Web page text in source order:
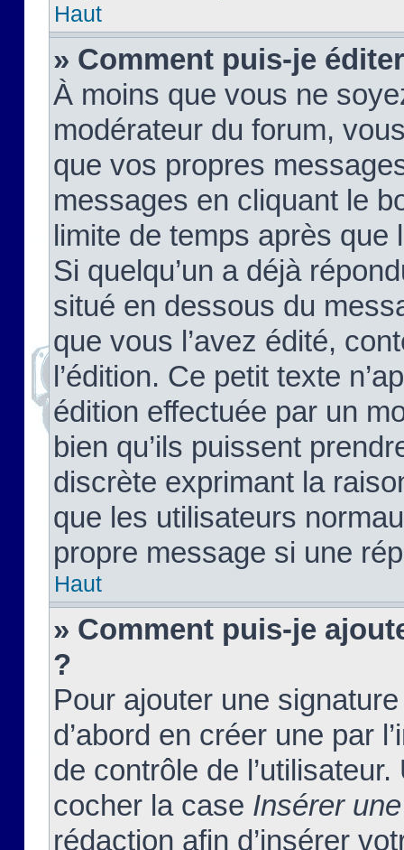
Haut
» Comment puis-je
À moins que vous ne
modérateur du forum,
que vos propres
messages en cliquant le
limite de temps après que
Si quelqu’un a déjà
situé en dessous du
que vous l’avez édité,
l’édition. Ce petit texte
édition effectuée par un
bien qu’ils puissent
discrète exprimant la
que les utilisateurs
propre message si une
Haut
» Comment puis-je
?
Pour ajouter une
d’abord en créer une par
de contrôle de
cocher la case Insérer
rédaction afin d’insérer